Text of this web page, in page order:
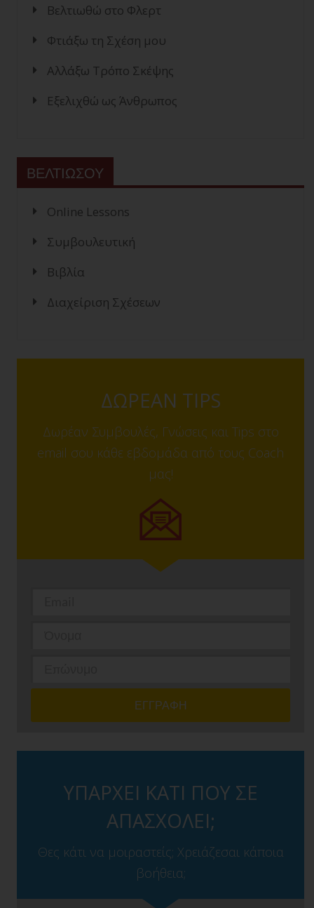
Βελτιωθώ στο Φλερτ
Φτιάξω τη Σχέση μου
Αλλάξω Τρόπο Σκέψης
Εξελιχθώ ως Άνθρωπος
ΒΕΛΤΙΩΣΟΥ
Online Lessons
Συμβουλευτική
Βιβλία
Διαχείριση Σχέσεων
ΔΩΡΕΑΝ TIPS
Δωρέαν Συμβουλές, Γνώσεις και Tips στο
email σου κάθε εβδομάδα από τους Coach
μας!
ΥΠΑΡΧΕΙ ΚΑΤΙ ΠΟΥ ΣΕ
ΑΠΑΣΧΟΛΕΙ;
Θες κάτι να μοιραστείς; Χρειάζεσαι κάποια
βοήθεια;